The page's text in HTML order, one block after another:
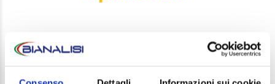
Prof. Alberto Baroli